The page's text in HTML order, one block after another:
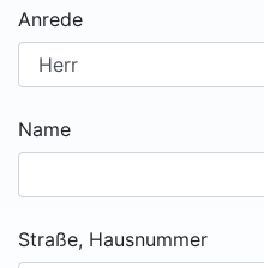
Anrede
Name
Straße, Hausnummer